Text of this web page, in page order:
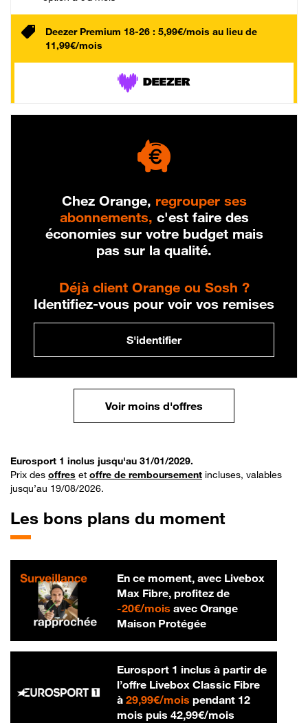
Deezer Premium 18-26 : 5,99€/mois au lieu de
11,99€/mois
Chez Orange, regrouper ses
abonnements, c'est faire des
économies sur votre budget mais
pas sur la qualité.
Déjà client Orange ou Sosh ?
Identifiez-vous pour voir vos remises
S'identifier
Voir moins d'offres
Eurosport 1 inclus jusqu'au 31/01/2029.
Prix des offres et offre de remboursement incluses, valables
jusqu’au 19/08/2026.
Les bons plans du moment
En ce moment, avec Livebox
Max Fibre, profitez de
-20€/mois20 € par mois
avec Orange
Maison Protégée
Eurosport 1 inclus à partir de
l’offre Livebox Classic Fibre
à 29,99€/mois29,99 € par mois
pendant 12
mois puis 42,99€/mois42,99 € par